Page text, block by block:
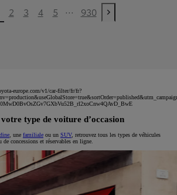
page
2 3 4 5 ... 930
Next page
europe.com/v1/car-filter/fr/fr?
type de voiture d’occasion
, une familiale ou un SUV, retrouvez tous les types de véhicules
de concessions et réservables en ligne.